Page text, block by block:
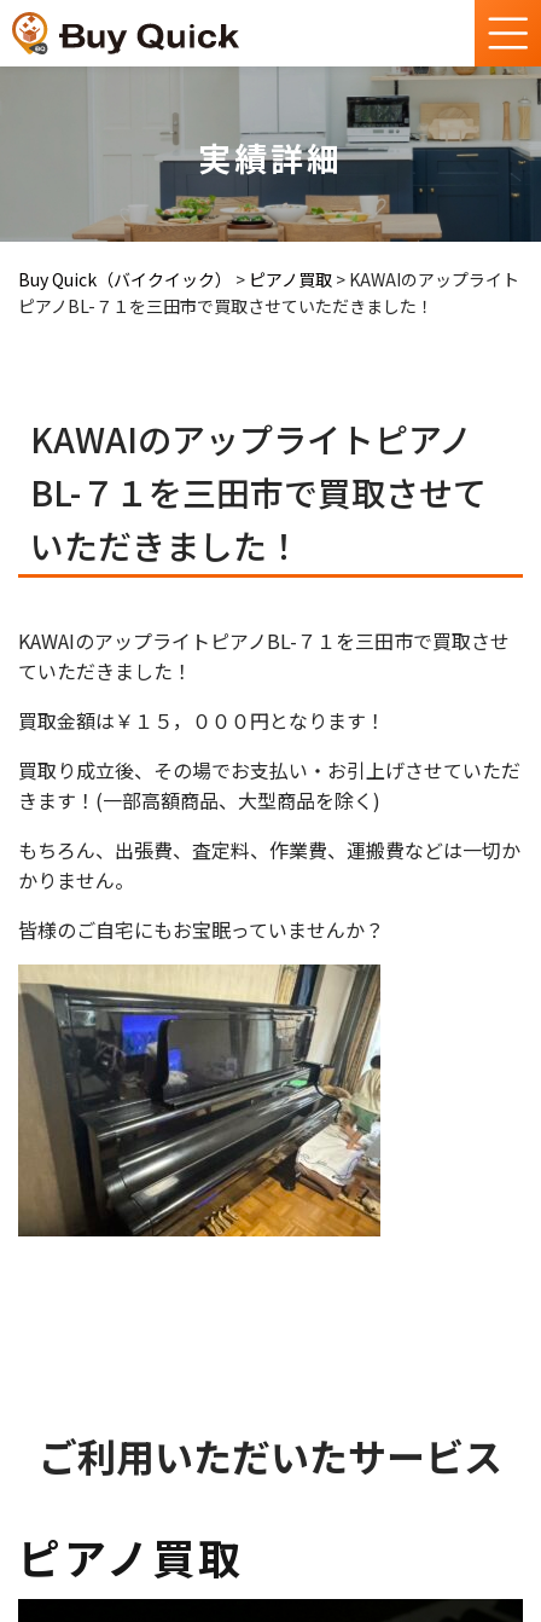
実績詳細
Buy Quick（バイクイック） > ピアノ買取 > KAWAIのアップライト
ピアノBL-７１を三田市で買取させていただきました！
KAWAIのアップライトピアノ
BL-７１を三田市で買取させて
いただきました！
KAWAIのアップライトピアノBL-７１を三田市で買取させ
ていただきました！
買取金額は￥１５，０００円となります！
買取り成立後、その場でお支払い・お引上げさせていただ
きます！(一部高額商品、大型商品を除く)
もちろん、出張費、査定料、作業費、運搬費などは一切か
かりません。
皆様のご自宅にもお宝眠っていませんか？
ご利用いただいたサービス
ピアノ買取